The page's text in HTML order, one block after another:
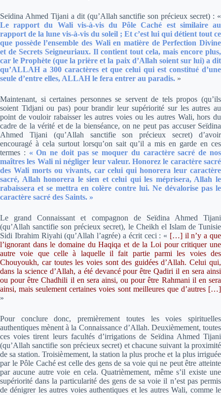
Seïdina Ahmed Tijani a dit (qu’Allah sanctifie son précieux secret) : «
Le rapport du Wali vis-à-vis du Pôle Caché est similaire au
rapport de la lune vis-à-vis du soleil ; Et c’est lui qui détient tout ce
que possède l’ensemble des Wali en matière de Perfection Divine
et de Secrets Seigneuriaux. Il contient tout cela, mais encore plus,
car le Prophète (que la prière et la paix d’Allah soient sur lui) a dit
qu’ALLAH a 300 caractères et que celui qui est constitué d’une
seule d’entre elles, ALLAH le fera entrer au paradis. »
Maintenant, si certaines personnes se servent de tels propos (qu’ils
soient Tidjani ou pas) pour brandir leur supériorité sur les autres au
point de vouloir rabaisser les autres voies ou les autres Wali, hors du
cadre de la vérité et de la bienséance, on ne peut pas accuser Seïdina
Ahmed Tijani (qu’Allah sanctifie son précieux secret) d’avoir
encouragé à cela surtout lorsqu’on sait qu’il a mis en garde en ces
termes : « On ne doit pas se moquer du caractère sacré de nos
maîtres les Wali ni négliger leur valeur. Honorez le caractère sacré
des Wali morts ou vivants, car celui qui honorera leur caractère
sacré, Allah honorera le sien et celui qui les méprisera, Allah le
rabaissera et se mettra en colère contre lui. Ne dévalorise pas le
caractère sacré des Saints. »
Le grand Connaissant et compagnon de Seïdina Ahmed Tijani
(qu’Allah sanctifie son précieux secret), le Cheikh el Islam de Tunisie
Sidi Ibrahim Riyahi (qu’Allah l’agrée) a écrit ceci : « […] il n’y a que
l’ignorant dans le domaine du Haqiqa et de la Loi pour critiquer une
autre voie que celle à laquelle il fait partie parmi les voies des
Chouyoukh, car toutes les voies sont des guidées d’Allah. Celui qui,
dans la science d’Allah, a été devancé pour être Qadiri il en sera ainsi
ou pour être Chadhili il en sera ainsi, ou pour être Rahmani il en sera
ainsi, mais seulement certaines voies sont meilleures que d’autres […]
»
Pour conclure donc, premièrement toutes les voies spirituelles
authentiques mènent à la Connaissance d’Allah. Deuxièmement, toutes
ces voies tirent leurs facultés d’irrigations de Seïdina Ahmed Tijani
(qu’Allah sanctifie son précieux secret) et chacune suivant la proximité
de sa station. Troisièmement, la station la plus proche et la plus irriguée
par le Pôle Caché est celle des gens de sa voie qui ne peut être atteinte
par aucune autre voie en cela. Quatrièmement, même s’il existe une
supériorité dans la particularité des gens de sa voie il n’est pas permis
de dénigrer les autres voies authentiques et les autres Wali, comme le